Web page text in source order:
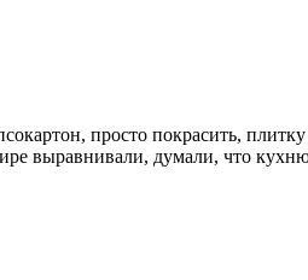
просто покрасить, плитку
выравнивали, думали, что